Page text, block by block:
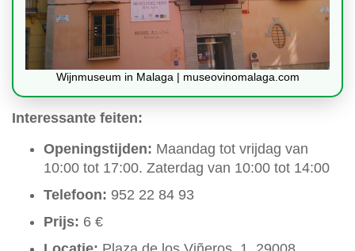
Wijnmuseum in Malaga | museovinomalaga.com
Interessante feiten:
Openingstijden: Maandag tot vrijdag van
10:00 tot 17:00. Zaterdag van 10:00 tot 14:00
Telefoon: 952 22 84 93
Prijs: 6 €